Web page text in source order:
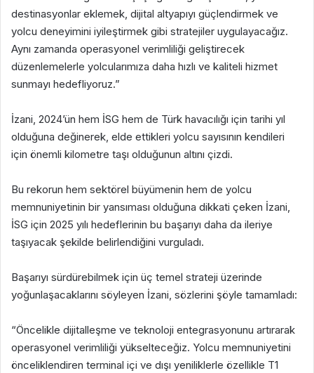
destinasyonlar eklemek, dijital altyapıyı güçlendirmek ve
yolcu deneyimini iyileştirmek gibi stratejiler uygulayacağız.
Aynı zamanda operasyonel verimliliği geliştirecek
düzenlemelerle yolcularımıza daha hızlı ve kaliteli hizmet
sunmayı hedefliyoruz.”
İzani, 2024’ün hem İSG hem de Türk havacılığı için tarihi yıl
olduğuna değinerek, elde ettikleri yolcu sayısının kendileri
için önemli kilometre taşı olduğunun altını çizdi.
Bu rekorun hem sektörel büyümenin hem de yolcu
memnuniyetinin bir yansıması olduğuna dikkati çeken İzani,
İSG için 2025 yılı hedeflerinin bu başarıyı daha da ileriye
taşıyacak şekilde belirlendiğini vurguladı.
Başarıyı sürdürebilmek için üç temel strateji üzerinde
yoğunlaşacaklarını söyleyen İzani, sözlerini şöyle tamamladı:
“Öncelikle dijitalleşme ve teknoloji entegrasyonunu artırarak
operasyonel verimliliği yükselteceğiz. Yolcu memnuniyetini
önceliklendiren terminal içi ve dışı yeniliklerle özellikle T1